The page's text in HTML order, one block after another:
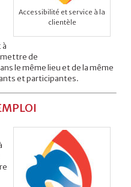
Accessibilité et service à la
clientèle
à
de
le même lieu et de la même
et participantes.